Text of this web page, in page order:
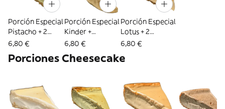
Porción Especial
Pistacho + 2
Toppings
6,80 €
Porción Especial
Kinder +
2 Toppings
6,80 €
Porción Especial
Lotus + 2
Toppings
6,80 €
Porciones Cheesecake